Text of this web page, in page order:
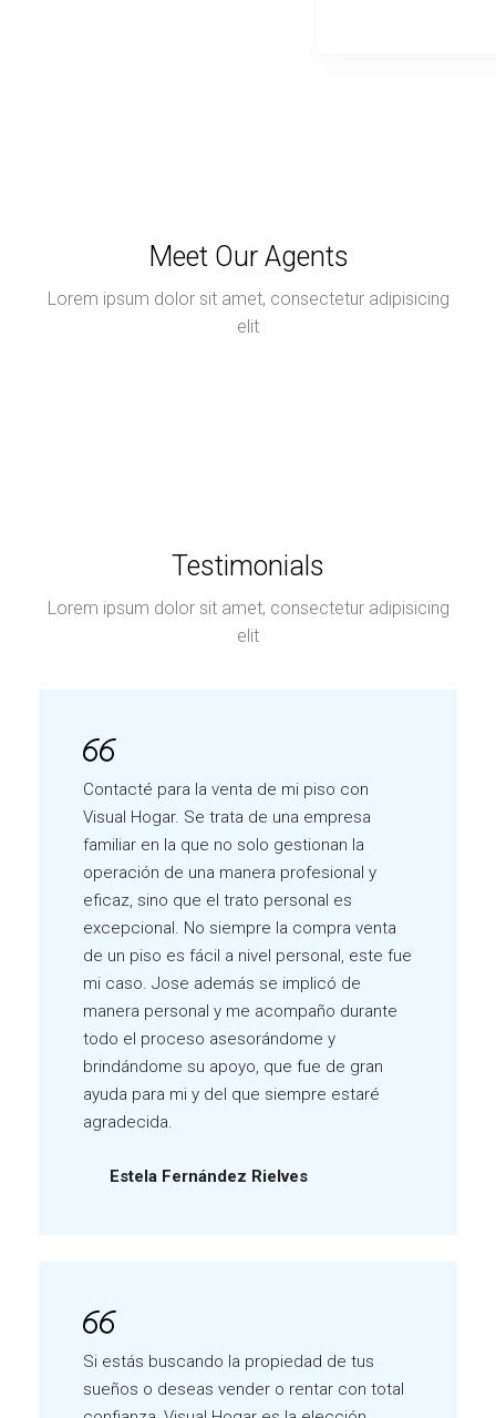
Meet Our Agents
Lorem ipsum dolor sit amet, consectetur adipisicing
elit
Testimonials
Lorem ipsum dolor sit amet, consectetur adipisicing
elit
Contacté para la venta de mi piso con
Visual Hogar. Se trata de una empresa
familiar en la que no solo gestionan la
operación de una manera profesional y
eficaz, sino que el trato personal es
excepcional. No siempre la compra venta
de un piso es fácil a nivel personal, este fue
mi caso. Jose además se implicó de
manera personal y me acompaño durante
todo el proceso asesorándome y
brindándome su apoyo, que fue de gran
ayuda para mi y del que siempre estaré
agradecida.
Estela Fernández Rielves
Si estás buscando la propiedad de tus
sueños o deseas vender o rentar con total